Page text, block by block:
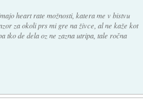
heart rate možnosti, katera me v bistvu
za okoli prs mi gre na živce, al ne kaže kot
tko de dela oz ne zazna utripa, tale ročna